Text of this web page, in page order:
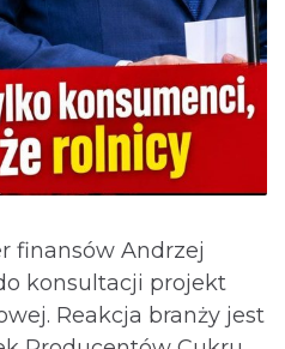
finansów Andrzej
konsultacji projekt
Reakcja branży jest